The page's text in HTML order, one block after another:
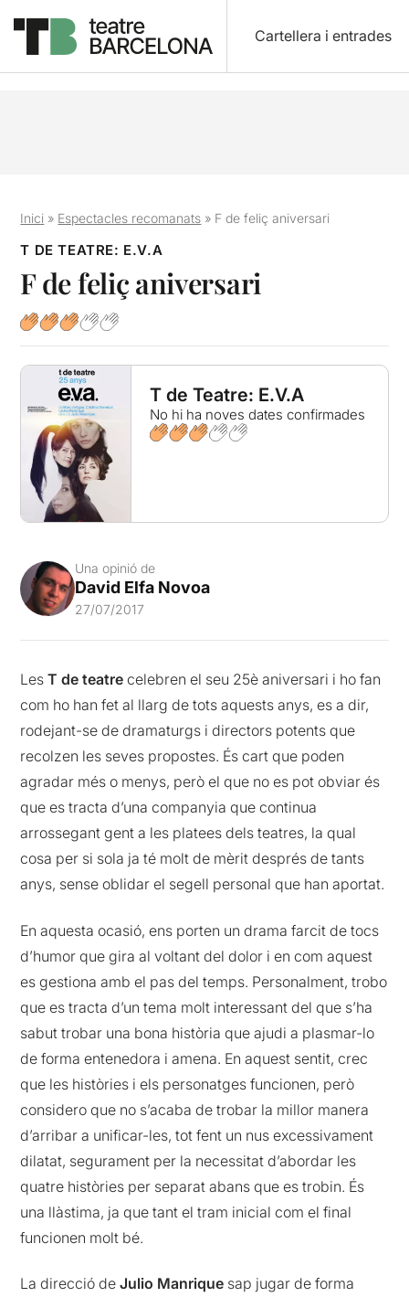
Cartellera i entrades
Inici » Espectacles recomanats » F de feliç aniversari
T DE TEATRE: E.V.A
F de feliç aniversari
T de Teatre: E.V.A
No hi ha noves dates confirmades
Una opinió de
David Elfa Novoa
27/07/2017
LesT de teatre celebren el seu 25è aniversari i ho fan
com ho han fet al llarg de tots aquests anys, es a dir,
rodejant-se de dramaturgs i directors potents que
recolzen les seves propostes. És cart que poden
agradar més o menys, però el que no es pot obviar és
que es tracta d’una companyia que continua
arrossegant gent a les platees dels teatres, la qual
cosa per si sola ja té molt de mèrit després de tants
anys, sense oblidar el segell personal que han aportat.
En aquesta ocasió, ens porten un drama farcit de tocs
d’humor que gira al voltant del dolor i en com aquest
es gestiona amb el pas del temps. Personalment, trobo
que es tracta d’un tema molt interessant del que s’ha
sabut trobar una bona història que ajudi a plasmar-lo
de forma entenedora i amena. En aquest sentit, crec
que les històries i els personatges funcionen, però
considero que no s’acaba de trobar la millor manera
d’arribar a unificar-les, tot fent un nus excessivament
dilatat, segurament per la necessitat d’abordar les
quatre històries per separat abans que es trobin. És
una llàstima, ja que tant el tram inicial com el final
funcionen molt bé.
La direcció deJulio Manrique sap jugar de forma